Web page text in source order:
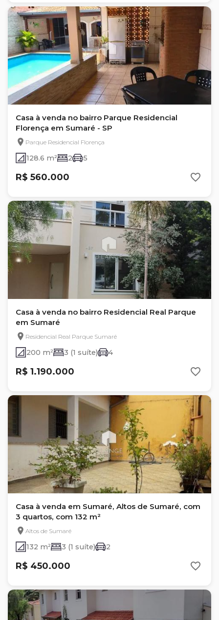
Casa à venda no bairro Parque Residencial
Florença em Sumaré - SP
Parque Residencial Florença
128.6 m² 2 5
R$ 560.000
Casa à venda no bairro Residencial Real Parque
em Sumaré
Residencial Real Parque Sumaré
200 m² 3 (1 suíte) 4
R$ 1.190.000
Casa à venda em Sumaré, Altos de Sumaré, com
3 quartos, com 132 m²
Altos de Sumaré
132 m² 3 (1 suíte) 2
R$ 450.000